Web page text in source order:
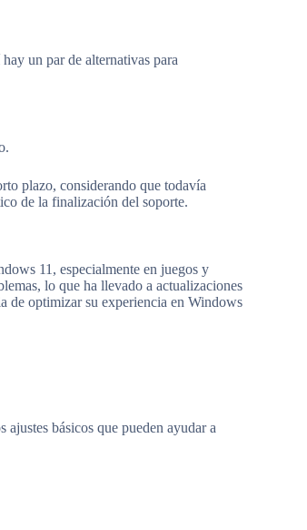
un par de alternativas para
plazo, considerando que todavía
de la finalización del soporte.
11, especialmente en juegos y
lo que ha llevado a actualizaciones
de optimizar su experiencia en Windows
básicos que pueden ayudar a